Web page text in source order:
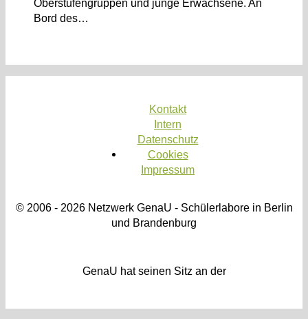
Bord des…
Kontakt
Intern
Datenschutz
Cookies
Impressum
© 2006 - 2026 Netzwerk GenaU - Schülerlabore in Berlin
und Brandenburg
GenaU hat seinen Sitz an der